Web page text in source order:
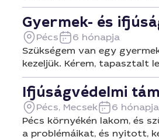
Gyermek- és
Pécs
6 hónapja
Szükségem van egy
kezeljük. Kérem, tapasztalt
Ifjúságvédelmi
Pécs, Mecsek
6 hónapja
Pécs környékén lakom, és
a problémáikat, és nyitott,